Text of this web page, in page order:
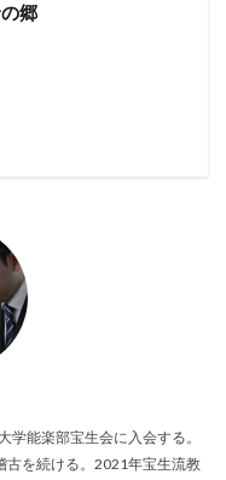
郷
能楽部宝生会に入会する。
古を続ける。2021年宝生流教